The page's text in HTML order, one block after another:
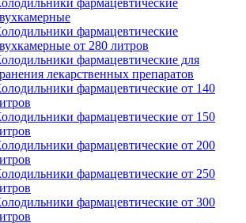
фармацевтические
фармацевтические
от 280 литров
фармацевтические для
лекарственных препаратов
фармацевтические от 140
фармацевтические от 150
фармацевтические от 200
фармацевтические от 250
фармацевтические от 300